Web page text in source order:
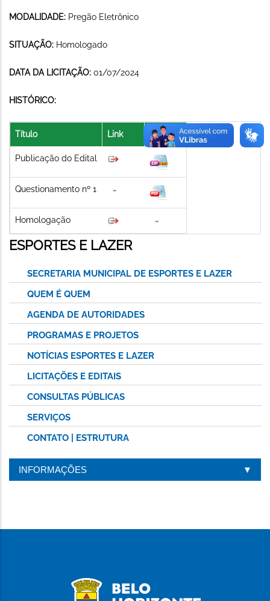
MODALIDADE: Pregão Eletrônico
SITUAÇÃO: Homologado
DATA DA LICITAÇÃO: 01/07/2024
HISTÓRICO:
Título Link Arquivo
Publicação do Edital
Questionamento nº 1
Homologação
ESPORTES E LAZER
SECRETARIA MUNICIPAL DE ESPORTES E LAZER
QUEM É QUEM
AGENDA DE AUTORIDADES
PROGRAMAS E PROJETOS
NOTÍCIAS ESPORTES E LAZER
LICITAÇÕES E EDITAIS
CONSULTAS PÚBLICAS
SERVIÇOS
CONTATO | ESTRUTURA
INFORMAÇÕES